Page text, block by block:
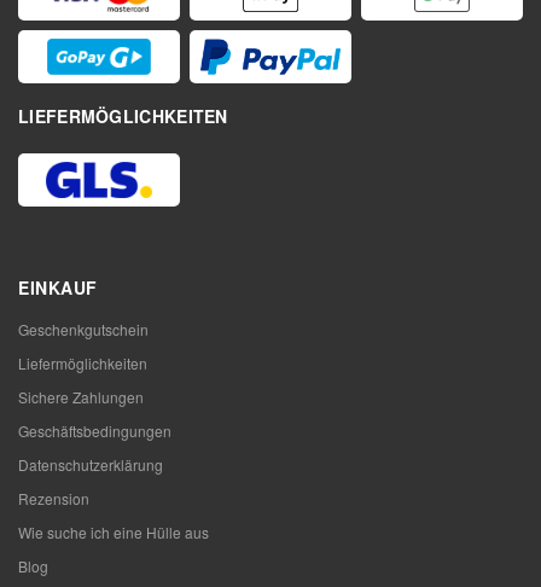
LIEFERMÖGLICHKEITEN
EINKAUF
Geschenkgutschein
Liefermöglichkeiten
Sichere Zahlungen
Geschäftsbedingungen
Datenschutzerklärung
Rezension
Wie suche ich eine Hülle aus
Blog